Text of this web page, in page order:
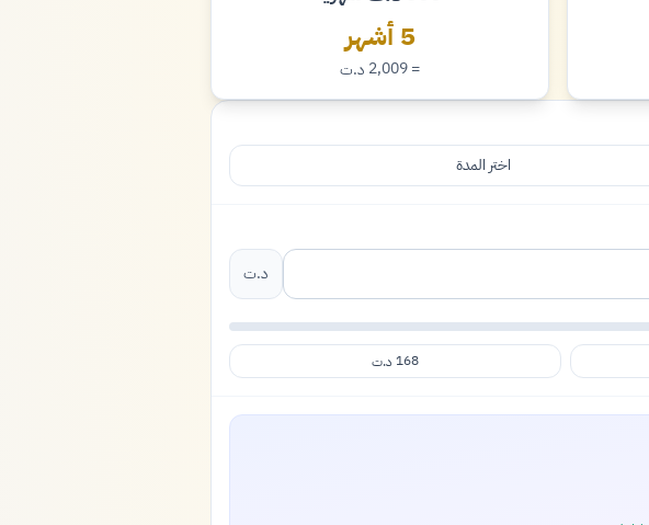
دينار
5 أشهر
= 2,009 دينار
د.ت
اختر المدة
د.ت
168 د.ت